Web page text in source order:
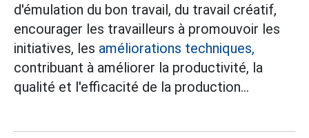
d'émulation du bon travail, du travail créatif,
encourager les travailleurs à promouvoir les
initiatives, les améliorations techniques,
contribuant à améliorer la productivité, la
qualité et l'efficacité de la production...